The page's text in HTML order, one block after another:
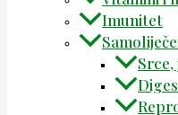
Imunitet